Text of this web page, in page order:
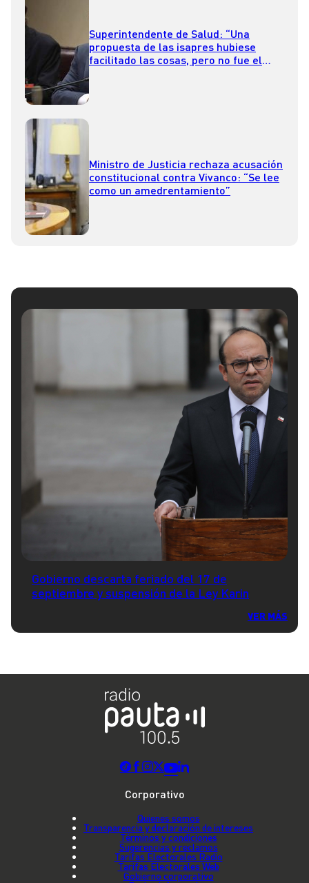
Superintendente de Salud: “Una
propuesta de las isapres hubiese
facilitado las cosas, pero no fue el
Ministro de Justicia rechaza acusación
constitucional contra Vivanco: “Se lee
como un amedrentamiento”
Gobierno descarta feriado del 17 de
septiembre y suspensión de la Ley Karin
VER MÁS
Corporativo
Quienes somos
Transparencia y declaración de intereses
Términos y condiciones
Sugerencias y reclamos
Tarifas Electorales Radio
Tarifas Electorales Web
Gobierno corporativo